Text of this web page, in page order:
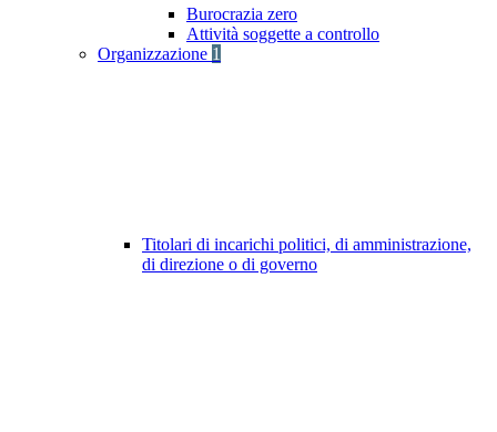
Burocrazia zero
Attività soggette a controllo
Organizzazione 1
Titolari di incarichi politici, di amministrazione,
di direzione o di governo